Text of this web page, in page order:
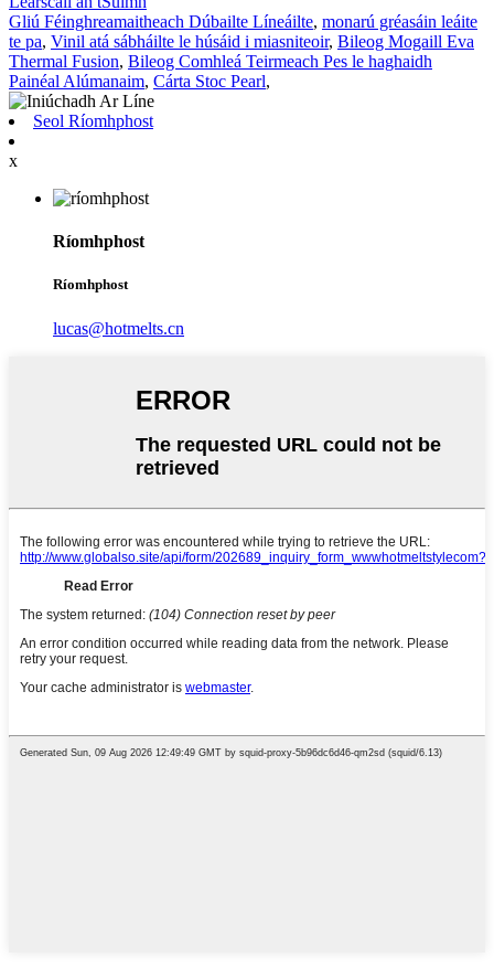
Gliú Féinghreamaitheach Dúbailte Líneáilte, monarú gréasáin leáite
te pa, Vinil atá sábháilte le húsáid i miasniteoir, Bileog Mogaill Eva
Thermal Fusion, Bileog Comhleá Teirmeach Pes le haghaidh
Painéal Alúmanaim, Cárta Stoc Pearl,
Seol Ríomhphost
x
Ríomhphost
Ríomhphost
lucas@hotmelts.cn